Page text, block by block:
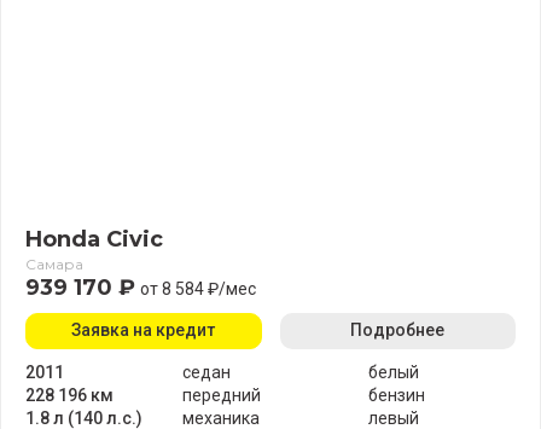
Honda Civic
Самара
939 170 ₽ от 8 584 ₽/мес
2011
228 196 км
1.8 л (140 л.с.)
седан
передний
механика
белый
бензин
левый
Заявка на кредит Подробнее